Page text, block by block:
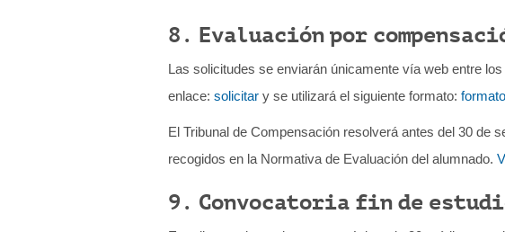
8. Evaluación por
Las solicitudes se enviarán únicamente vía web entre
enlace: solicitar y se utilizará el siguiente formato:
El Tribunal de Compensación resolverá antes del 30 de
recogidos en la Normativa de Evaluación del alumnado.
9. Convocatoria fin de